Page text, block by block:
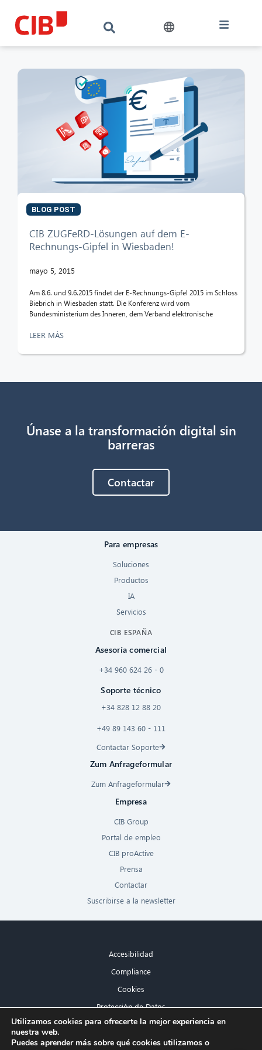
BLOG POST
CIB ZUGFeRD-Lösungen auf dem E-
Rechnungs-Gipfel in Wiesbaden!
mayo 5, 2015
Am 8.6. und 9.6.2015 findet der E-Rechnungs-Gipfel 2015 im Schloss
Biebrich in Wiesbaden statt. Die Konferenz wird vom
Bundesministerium des Inneren, dem Verband elektronische
LEER MÁS
Únase a la transformación digital sin
barreras
Contactar
Para empresas
Soluciones
Productos
IA
Servicios
CIB ESPAÑA
Asesoría comercial
+34 960 624 26 - 0
Soporte técnico
+34 828 12 88 20
+49 89 143 60 - 111
Contactar Soporte
Zum Anfrageformular
Zum Anfrageformular
Empresa
CIB Group
Portal de empleo
CIB proActive
Prensa
Contactar
Suscribirse a la newsletter
Accesibilidad
Compliance
Cookies
Protección de Datos
Aviso legal
Utilizamos cookies para ofrecerte la mejor experiencia en
nuestra web.
Puedes aprender más sobre qué cookies utilizamos o
CIB AI ChatBot
¡Hola! ¿Qué puedo hacer por ti?